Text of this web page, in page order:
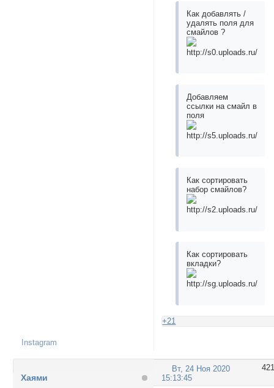
Как добавлять /
удалять поля для
смайлов ?
Добавляем
ссылки на смайл в
поля
Как сортировать
набор смайлов?
Как сортировать
вкладки?
+21
Instagram
421
Вт, 24 Ноя 2020
15:13:45
Хаями